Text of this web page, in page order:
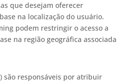
que desejam oferecer
na localização do usuário.
podem restringir o acesso a
na região geográfica associada
são responsáveis por atribuir